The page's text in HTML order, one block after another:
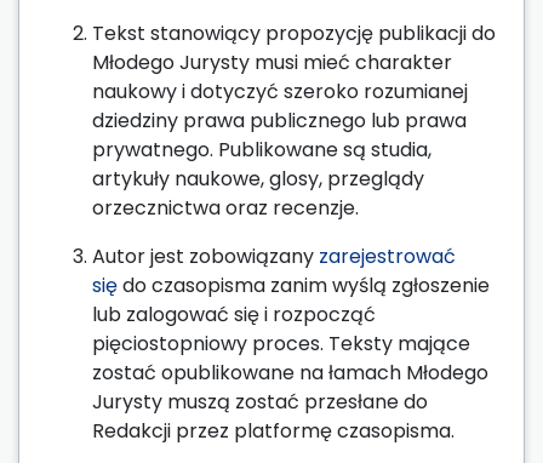
Tekst stanowiący propozycję publikacji do
Młodego Jurysty musi mieć charakter
naukowy i dotyczyć szeroko rozumianej
dziedziny prawa publicznego lub prawa
prywatnego. Publikowane są studia,
artykuły naukowe, glosy, przeglądy
orzecznictwa oraz recenzje.
Autor jest zobowiązany zarejestrować
siędo czasopisma zanim wyślą zgłoszenie
lub zalogować się i rozpocząć
pięciostopniowy proces. Teksty mające
zostać opublikowane na łamach Młodego
Jurysty muszą zostać przesłane do
Redakcji przez platformę czasopisma.